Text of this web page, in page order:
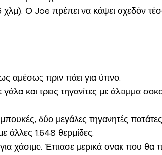
Ο Joe πρέπει να κάψει σχεδόν
αμέσως πριν πάει για ύπνο.
και τρεις τηγανίτες με άλειμμα
δύο μεγάλες τηγανητές
άλλες 1.648 θερμίδες.
Έπιασε μερικά σνακ που θα